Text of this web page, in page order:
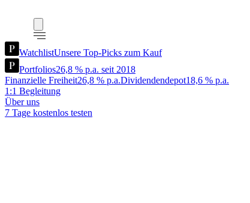
WatchlistUnsere Top-Picks zum Kauf
Portfolios26,8 % p.a. seit 2018
Finanzielle Freiheit26,8 % p.a.Dividendendepot18,6 % p.a.
1:1 Begleitung
Über uns
7 Tage kostenlos testen